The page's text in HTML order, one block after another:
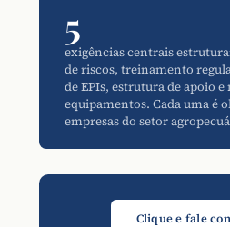
5
exigências centrais
de riscos, treinamento
de EPIs, estrutura de apoio
equipamentos. Cada uma é
empresas do setor
Clique e fale